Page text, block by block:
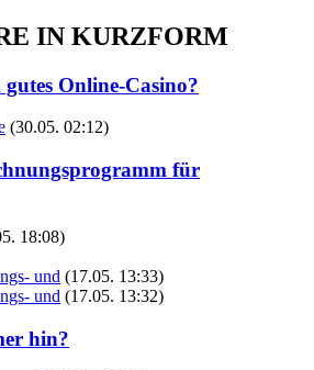
IN KURZFORM
Online-Casino?
(30.05. 02:12)
für
18:08)
und (17.05. 13:33)
und (17.05. 13:32)
hin?